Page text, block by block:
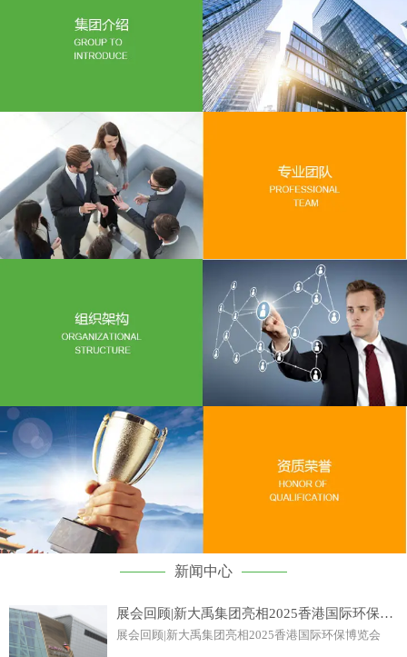
新闻中心
展会回顾|新大禹集团亮相2025香港国际环保博览会
展会回顾|新大禹集团亮相2025香港国际环保博览会